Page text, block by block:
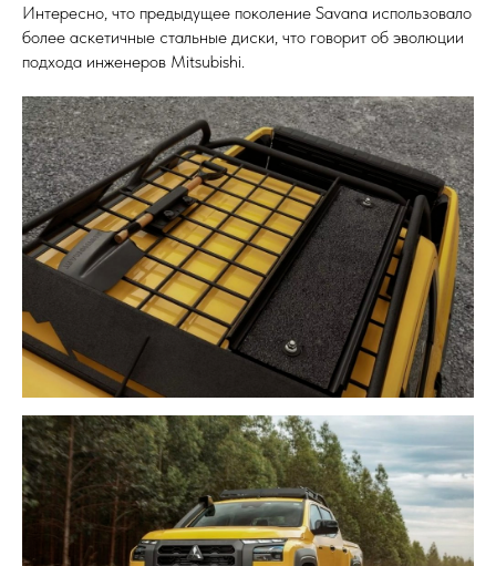
Интересно, что предыдущее поколение Savana использовало
более аскетичные стальные диски, что говорит об эволюции
подхода инженеров Mitsubishi.